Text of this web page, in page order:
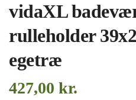
vidaXL
rulleholder
egetræ
427,00 kr.